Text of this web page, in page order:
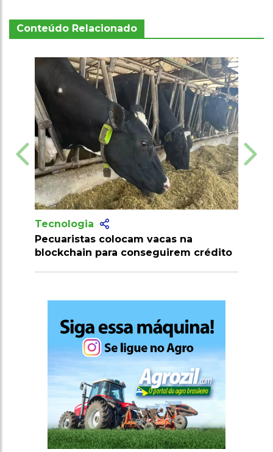
Conteúdo Relacionado
Tecnologia
Produtores recebem mais de 10
milhões de doses de vacinas contra